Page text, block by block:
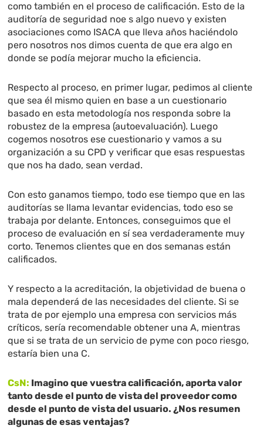
como también en el proceso de calificación. Esto de la
auditoría de seguridad noe s algo nuevo y existen
asociaciones como ISACA que lleva años haciéndolo
pero nosotros nos dimos cuenta de que era algo en
donde se podía mejorar mucho la eficiencia.
Respecto al proceso, en primer lugar, pedimos al cliente
que sea él mismo quien en base a un cuestionario
basado en esta metodología nos responda sobre la
robustez de la empresa (autoevaluación). Luego
cogemos nosotros ese cuestionario y vamos a su
organización a su CPD y verificar que esas respuestas
que nos ha dado, sean verdad.
Con esto ganamos tiempo, todo ese tiempo que en las
auditorías se llama levantar evidencias, todo eso se
trabaja por delante. Entonces, conseguimos que el
proceso de evaluación en sí sea verdaderamente muy
corto. Tenemos clientes que en dos semanas están
calificados.
Y respecto a la acreditación, la objetividad de buena o
mala dependerá de las necesidades del cliente. Si se
trata de por ejemplo una empresa con servicios más
críticos, sería recomendable obtener una A, mientras
que si se trata de un servicio de pyme con poco riesgo,
estaría bien una C.
CsN: Imagino que vuestra calificación, aporta valor
tanto desde el punto de vista del proveedor como
desde el punto de vista del usuario. ¿Nos resumen
algunas de esas ventajas?